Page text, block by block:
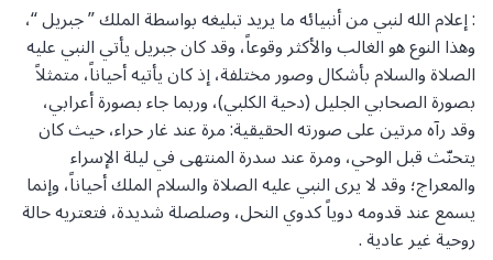
: إعلام الله لنبي من أنبيائه ما يريد تبليغه بواسطة الملك ” جبريل “،
وهذا النوع هو الغالب والأكثر وقوعاً، وقد كان جبريل يأتي النبي عليه
الصلاة والسلام بأشكال وصور مختلفة، إذ كان يأتيه أحياناً، متمثلاً
بصورة الصحابي الجليل (دحية الكلبي)، وربما جاء بصورة أعرابي،
وقد رآه مرتين على صورته الحقيقية: مرة عند غار حراء، حيث كان
يتحنّث قبل الوحي، ومرة عند سدرة المنتهى في ليلة الإسراء
والمعراج؛ وقد لا يرى النبي عليه الصلاة والسلام الملك أحياناً، وإنما
يسمع عند قدومه دوياً كدوي النحل، وصلصلة شديدة، فتعتريه حالة
روحية غير عادية .